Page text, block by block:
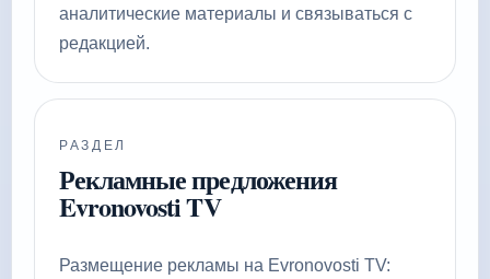
аналитические материалы и связываться с
редакцией.
РАЗДЕЛ
Рекламные предложения
Evronovosti TV
Размещение рекламы на Evronovosti TV: